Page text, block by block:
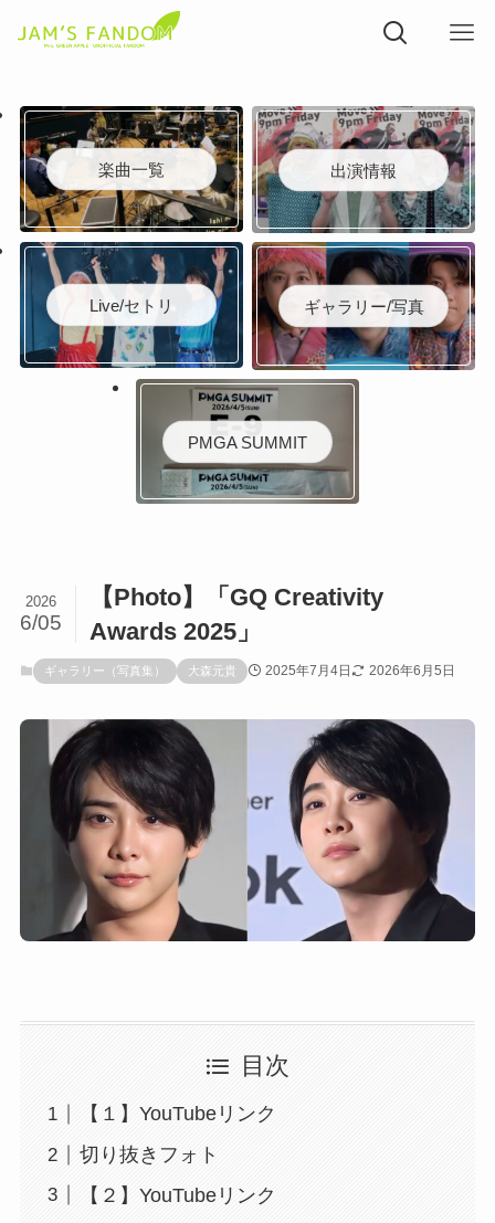
楽曲一覧 出演情報
Live/セトリ ギャラリー/写真
PMGA SUMMIT
【Photo】「GQ Creativity
Awards 2025」
2026
6/05
ギャラリー（写真集） 大森元貴 2025年7月4日 2026年6月5日
目次
【１】YouTubeリンク
切り抜きフォト
【２】YouTubeリンク